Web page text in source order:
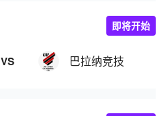
VS 巴拉纳竞技
即将开始